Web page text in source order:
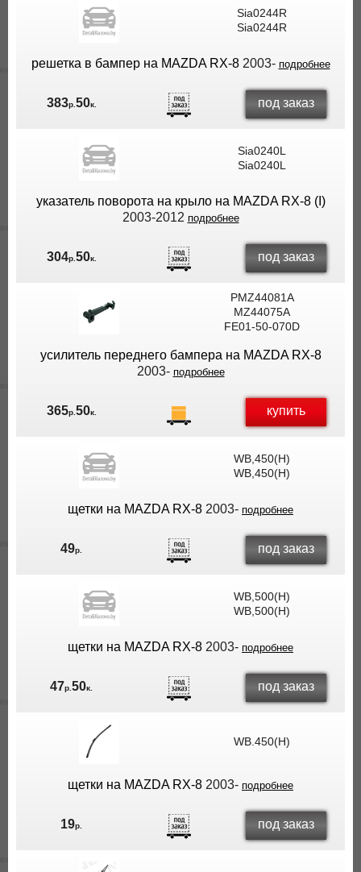
Sia0244R
Sia0244R
решетка в бампер на MAZDA RX-82003- подробнее
383р. 50к. под заказ
Sia0240L
Sia0240L
указатель поворота на крыло на MAZDA RX-8 (I)
2003-2012 подробнее
304р. 50к. под заказ
PMZ44081A
MZ44075A
FE01-50-070D
усилитель переднего бампера на MAZDA RX-8
2003- подробнее
365р. 50к. купить
WB,450(H)
WB,450(H)
щетки на MAZDA RX-8 2003- подробнее
49р. под заказ
WB,500(H)
WB,500(H)
щетки на MAZDA RX-8 2003- подробнее
47р.50к. под заказ
WB.450(H)
щетки на MAZDA RX-8 2003- подробнее
19р. под заказ